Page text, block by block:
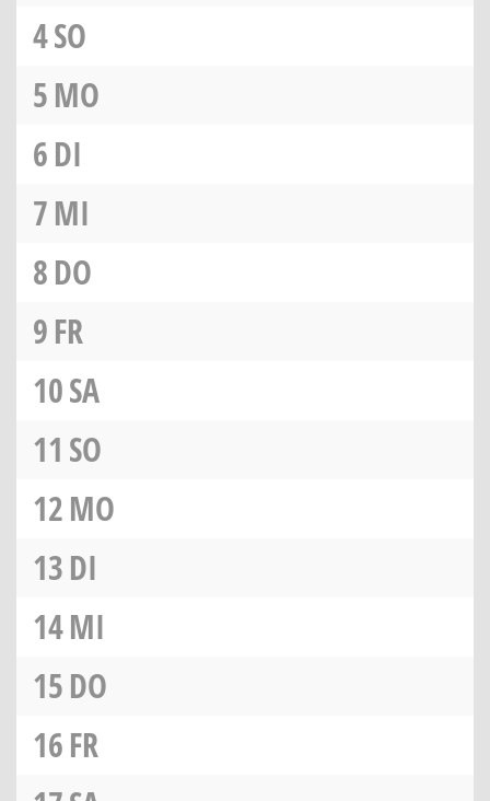
4SO
5MO
6DI
7MI
8DO
9FR
10SA
11 SO
12MO
13DI
14MI
15DO
16FR